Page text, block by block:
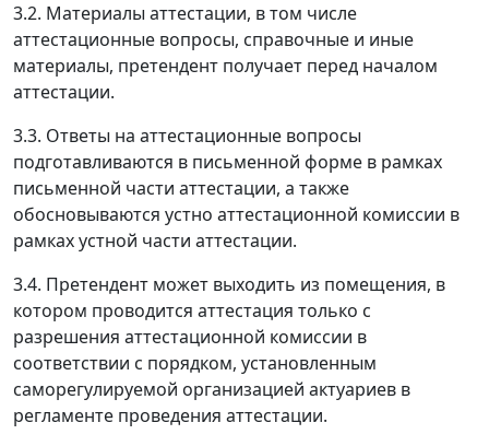
3.2. Материалы аттестации, в том числе
аттестационные вопросы, справочные и иные
материалы, претендент получает перед началом
аттестации.
3.3. Ответы на аттестационные вопросы
подготавливаются в письменной форме в рамках
письменной части аттестации, а также
обосновываются устно аттестационной комиссии в
рамках устной части аттестации.
3.4. Претендент может выходить из помещения, в
котором проводится аттестация только с
разрешения аттестационной комиссии в
соответствии с порядком, установленным
саморегулируемой организацией актуариев в
регламенте проведения аттестации.